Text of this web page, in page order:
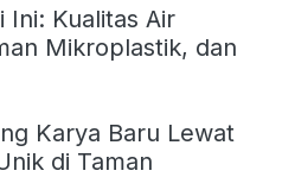
Ini: Kualitas Air
Mikroplastik, dan
Karya Baru Lewat
di Taman